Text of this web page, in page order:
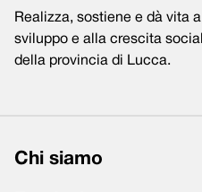
Realizza, sostiene e dà vita
sviluppo e alla crescita
della provincia di Lucca.
Chi siamo